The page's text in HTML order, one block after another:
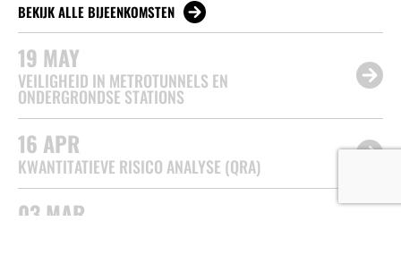
BEKIJK ALLE BIJEENKOMSTEN
19 MAY
VEILIGHEID IN METROTUNNELS EN
ONDERGRONDSE STATIONS
16 APR
KWANTITATIEVE RISICO ANALYSE (QRA)
03MAR